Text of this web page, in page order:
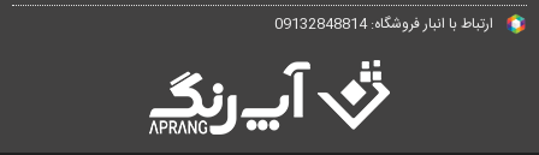
ارتباط با انبار فروشگاه: 09132848814